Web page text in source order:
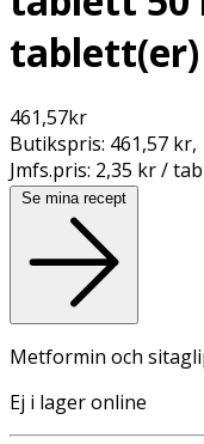
tablett(er)
461,57kr
Butikspris: 461,57 kr,
Jmfs.pris: 2,35 kr /
Se mina recept
Metformin och
Ej i lager online